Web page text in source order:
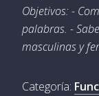
Objetivos: -
palabras. -
masculinas y
Categoría: